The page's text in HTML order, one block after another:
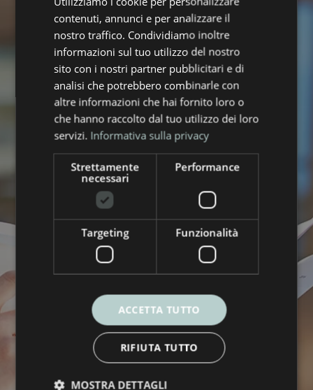
Sono interessato a...
Offerta Luce Casa
Offerta Gas Casa
Offerta Gas Business
trattamento dei miei dati personali e presto
contenuti, annunci e per analizzare il
nostro traffico. Condividiamo inoltre
informazioni sul tuo utilizzo del nostro
sito con i nostri partner pubblicitari e di
analisi che potrebbero combinarle con
altre informazioni che hai fornito loro o
che hanno raccolto dal tuo utilizzo dei loro
servizi. Informativa sulla privacy
Strettamente
necessari
Performance
Targeting Funzionalità
ACCETTA TUTTO
RIFIUTA TUTTO
MOSTRA DETTAGLI